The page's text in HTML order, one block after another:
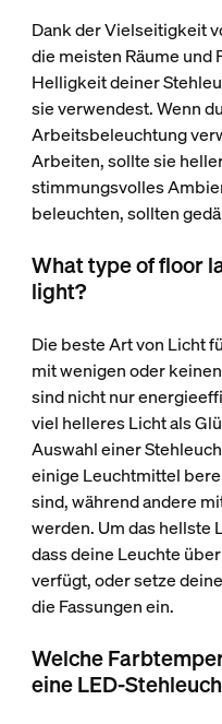
Dank der Vielseitigkeit
die meisten Räume und
Helligkeit deiner
sie verwendest. Wenn
Arbeitsbeleuchtung
Arbeiten, sollte sie
stimmungsvolles
beleuchten, sollten
What type of floor
light?
Die beste Art von Licht
mit wenigen oder
sind nicht nur
viel helleres Licht als
Auswahl einer
einige Leuchtmittel
sind, während andere
werden. Um das hellste
dass deine Leuchte
verfügt, oder setze
die Fassungen ein.
Welche
eine LED-